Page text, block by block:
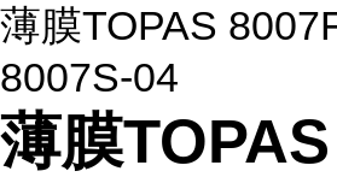
薄膜TOPAS
8007S-04
薄膜